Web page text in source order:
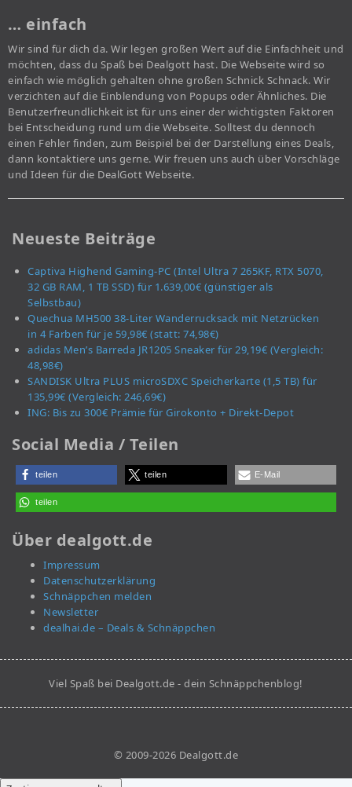
… einfach
Wir sind für dich da. Wir legen großen Wert auf die Einfachheit und
möchten, dass du Spaß bei Dealgott hast. Die Webseite wird so
einfach wie möglich gehalten ohne großen Schnick Schnack. Wir
verzichten auf die Einblendung von Popups oder Ähnliches. Die
Benutzerfreundlichkeit ist für uns einer der wichtigsten Faktoren
bei Entscheidung rund um die Webseite. Solltest du dennoch
einen Fehler finden, zum Beispiel bei der Darstellung eines Deals,
dann kontaktiere uns gerne. Wir freuen uns auch über Vorschläge
und Ideen für die DealGott Webseite.
Neueste Beiträge
Captiva Highend Gaming-PC (Intel Ultra 7 265KF, RTX 5070,
32 GB RAM, 1 TB SSD) für 1.639,00€ (günstiger als
Selbstbau)
Quechua MH500 38-Liter Wanderrucksack mit Netzrücken
in 4 Farben für je 59,98€ (statt: 74,98€)
adidas Men’s Barreda JR1205 Sneaker für 29,19€ (Vergleich:
48,98€)
SANDISK Ultra PLUS microSDXC Speicherkarte (1,5 TB) für
135,99€ (Vergleich: 246,69€)
ING: Bis zu 300€ Prämie für Girokonto + Direkt-Depot
Social Media / Teilen
teilen teilen E-Mail
teilen
Über dealgott.de
Impressum
Datenschutzerklärung
Schnäppchen melden
Newsletter
dealhai.de – Deals & Schnäppchen
Viel Spaß bei Dealgott.de - dein Schnäppchenblog!
© 2009-2026 Dealgott.de